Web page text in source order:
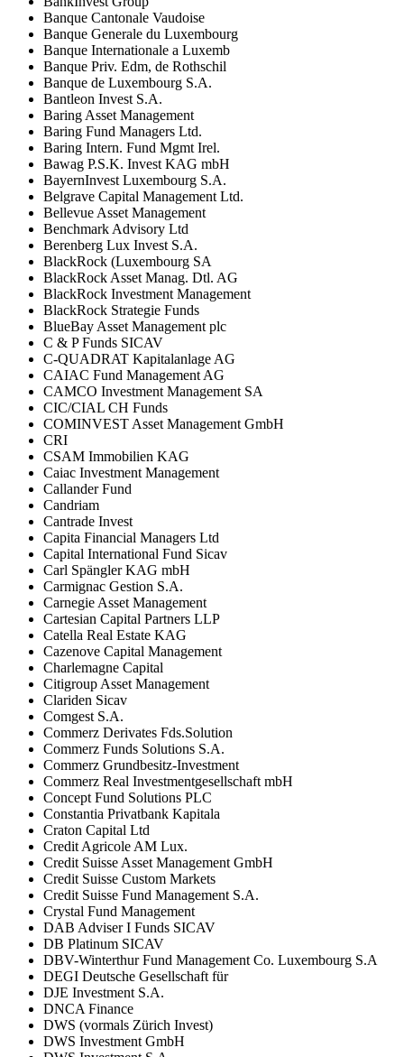
Banque Cantonale Vaudoise
Banque Generale du Luxembourg
Banque Internationale a Luxemb
Banque Priv. Edm, de Rothschil
Banque de Luxembourg S.A.
Bantleon Invest S.A.
Baring Asset Management
Baring Fund Managers Ltd.
Baring Intern. Fund Mgmt Irel.
Bawag P.S.K. Invest KAG mbH
BayernInvest Luxembourg S.A.
Belgrave Capital Management Ltd.
Bellevue Asset Management
Benchmark Advisory Ltd
Berenberg Lux Invest S.A.
BlackRock (Luxembourg SA
BlackRock Asset Manag. Dtl. AG
BlackRock Investment Management
BlackRock Strategie Funds
BlueBay Asset Management plc
C & P Funds SICAV
C-QUADRAT Kapitalanlage AG
CAIAC Fund Management AG
CAMCO Investment Management SA
CIC/CIAL CH Funds
COMINVEST Asset Management GmbH
CRI
CSAM Immobilien KAG
Caiac Investment Management
Callander Fund
Candriam
Cantrade Invest
Capita Financial Managers Ltd
Capital International Fund Sicav
Carl Spängler KAG mbH
Carmignac Gestion S.A.
Carnegie Asset Management
Cartesian Capital Partners LLP
Catella Real Estate KAG
Cazenove Capital Management
Charlemagne Capital
Citigroup Asset Management
Clariden Sicav
Comgest S.A.
Commerz Derivates Fds.Solution
Commerz Funds Solutions S.A.
Commerz Grundbesitz-Investment
Commerz Real Investmentgesellschaft mbH
Concept Fund Solutions PLC
Constantia Privatbank Kapitala
Craton Capital Ltd
Credit Agricole AM Lux.
Credit Suisse Asset Management GmbH
Credit Suisse Custom Markets
Credit Suisse Fund Management S.A.
Crystal Fund Management
DAB Adviser I Funds SICAV
DB Platinum SICAV
DBV-Winterthur Fund Management Co. Luxembourg S.A
DEGI Deutsche Gesellschaft für
DJE Investment S.A.
DNCA Finance
DWS (vormals Zürich Invest)
DWS Investment GmbH